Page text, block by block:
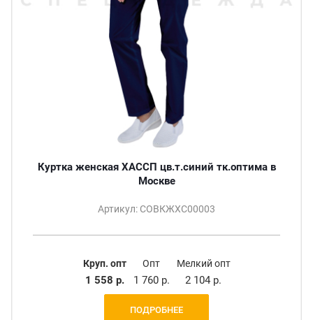
Куртка женская ХАССП цв.т.синий тк.оптима в
Москве
Артикул: СОВКЖХС00003
Круп. опт
1 558 р.
Опт
1 760 р.
Мелкий опт
2 104 р.
ПОДРОБНЕЕ